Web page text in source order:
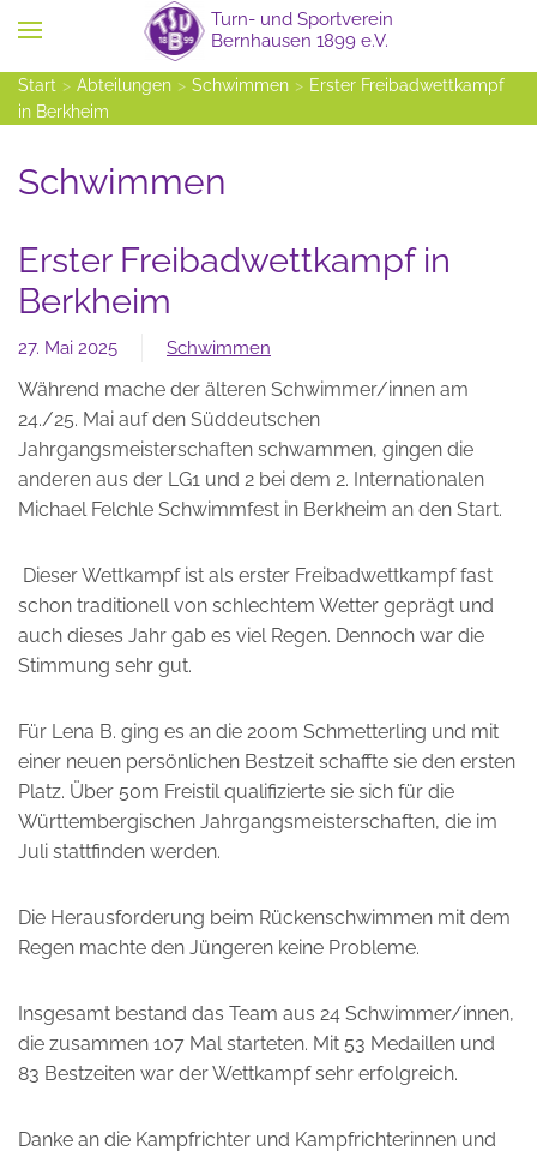
Zum Hauptinhalt springen
Start Abteilungen Schwimmen
Erster Freibadwettkampf
in Berkheim
Schwimmen
Erster Freibadwettkampf in
Berkheim
27. Mai 2025 Schwimmen
Während mache der älteren Schwimmer/innen am
24./25. Mai auf den Süddeutschen
Jahrgangsmeisterschaften schwammen, gingen die
anderen aus der LG1 und 2 bei dem 2. Internationalen
Michael Felchle Schwimmfest in Berkheim an den Start.
Dieser Wettkampf ist als erster Freibadwettkampf fast
schon traditionell von schlechtem Wetter geprägt und
auch dieses Jahr gab es viel Regen. Dennoch war die
Stimmung sehr gut.
Für Lena B. ging es an die 200m Schmetterling und mit
einer neuen persönlichen Bestzeit schaffte sie den ersten
Platz. Über 50m Freistil qualifizierte sie sich für die
Württembergischen Jahrgangsmeisterschaften, die im
Juli stattfinden werden.
Die Herausforderung beim Rückenschwimmen mit dem
Regen machte den Jüngeren keine Probleme.
Insgesamt bestand das Team aus 24 Schwimmer/innen,
die zusammen 107 Mal starteten. Mit 53 Medaillen und
83 Bestzeiten war der Wettkampf sehr erfolgreich.
Danke an die Kampfrichter und Kampfrichterinnen und